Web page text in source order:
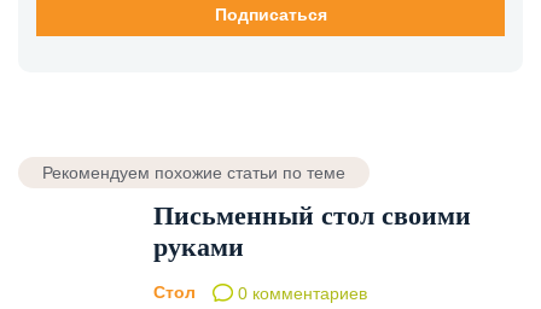
Рекомендуем похожие статьи по теме
Письменный стол своими
руками
Стол 0 комментариев